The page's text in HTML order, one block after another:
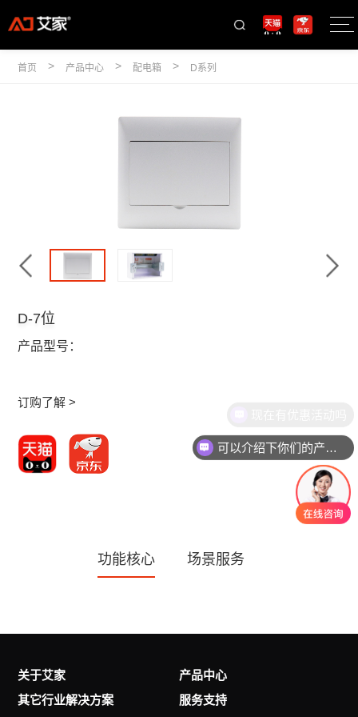
首页 > 产品中心 >配电箱 > D系列
D-7位
产品型号：
订购了解 >
功能核心 场景服务
关于艾家
产品中心
其它行业解决方案
服务支持